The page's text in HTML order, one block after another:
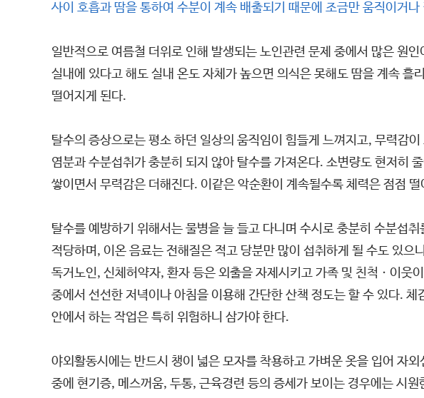
사이 호흡과 땀을 통하여 수분이 계속 배출되기 때문에 조금만 움직이거
일반적으로 여름철 더위로 인해 발생되는 노인관련 문제 중에서 많은 원
실내에 있다고 해도 실내 온도 자체가 높으면 의식은 못해도 땀을 계속
떨어지게 된다.
탈수의 증상으로는 평소 하던 일상의 움직임이 힘들게 느껴지고, 무력감
염분과 수분섭취가 충분히 되지 않아 탈수를 가져온다. 소변량도 현저히
쌓이면서 무력감은 더해진다. 이같은 악순환이 계속될수록 체력은 점점 떨
탈수를 예방하기 위해서는 물병을 늘 들고 다니며 수시로 충분히 수분섭
적당하며, 이온 음료는 전해질은 적고 당분만 많이 섭취하게 될 수도 있
독거노인, 신체허약자, 환자 등은 외출을 자제시키고 가족 및 친척ㆍ이웃
중에서 선선한 저녁이나 아침을 이용해 간단한 산책 정도는 할 수 있다.
안에서 하는 작업은 특히 위험하니 삼가야 한다.
야외활동시에는 반드시 챙이 넓은 모자를 착용하고 가벼운 옷을 입어 자
중에 현기증, 메스꺼움, 두통, 근육경련 등의 증세가 보이는 경우에는 시